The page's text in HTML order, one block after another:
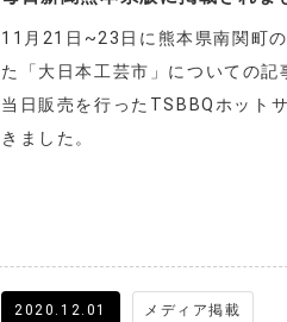
11月21日~23日に熊本県南関町
た「大日本工芸市」についての記
当日販売を行ったTSBBQホット
きました。
2020.12.01 メディア掲載